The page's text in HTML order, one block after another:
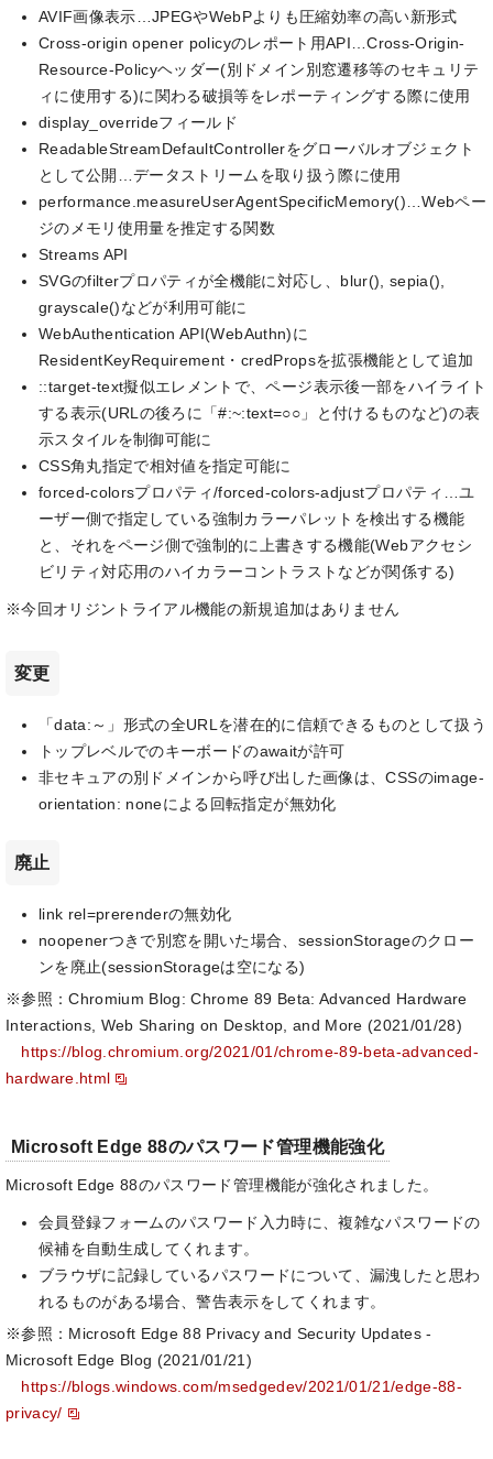
AVIF画像表示…JPEGやWebPよりも圧縮効率の高い新形式
Cross-origin opener policyのレポート用API…Cross-Origin-
Resource-Policyヘッダー(別ドメイン別窓遷移等のセキュリテ
ィに使用する)に関わる破損等をレポーティングする際に使用
display_overrideフィールド
ReadableStreamDefaultControllerをグローバルオブジェクト
として公開…データストリームを取り扱う際に使用
performance.measureUserAgentSpecificMemory()…Webペー
ジのメモリ使用量を推定する関数
Streams API
SVGのfilterプロパティが全機能に対応し、blur(), sepia(),
grayscale()などが利用可能に
WebAuthentication API(WebAuthn)に
ResidentKeyRequirement・credPropsを拡張機能として追加
::target-text擬似エレメントで、ページ表示後一部をハイライト
する表示(URLの後ろに「#:~:text=○○」と付けるものなど)の表
示スタイルを制御可能に
CSS角丸指定で相対値を指定可能に
forced-colorsプロパティ/forced-colors-adjustプロパティ…ユ
ーザー側で指定している強制カラーパレットを検出する機能
と、それをページ側で強制的に上書きする機能(Webアクセシ
ビリティ対応用のハイカラーコントラストなどが関係する)
※今回オリジントライアル機能の新規追加はありません
変更
「data:～」形式の全URLを潜在的に信頼できるものとして扱う
トップレベルでのキーボードのawaitが許可
非セキュアの別ドメインから呼び出した画像は、CSSのimage-
orientation: noneによる回転指定が無効化
廃止
link rel=prerenderの無効化
noopenerつきで別窓を開いた場合、sessionStorageのクロー
ンを廃止(sessionStorageは空になる)
※参照：Chromium Blog: Chrome 89 Beta: Advanced Hardware
Interactions, Web Sharing on Desktop, and More (2021/01/28)
https://blog.chromium.org/2021/01/chrome-89-beta-advanced-
hardware.html
Microsoft Edge 88のパスワード管理機能強化
Microsoft Edge 88のパスワード管理機能が強化されました。
会員登録フォームのパスワード入力時に、複雑なパスワードの
候補を自動生成してくれます。
ブラウザに記録しているパスワードについて、漏洩したと思わ
れるものがある場合、警告表示をしてくれます。
※参照：Microsoft Edge 88 Privacy and Security Updates -
Microsoft Edge Blog (2021/01/21)
https://blogs.windows.com/msedgedev/2021/01/21/edge-88-
privacy/